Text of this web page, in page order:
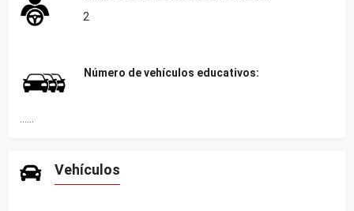
2
Número de vehículos educativos:
Vehículos